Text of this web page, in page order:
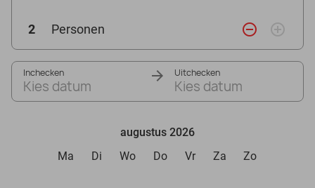
2 Personen remove_circle_outline add_circle_outline
Inchecken
Kies datum
Uitchecken
Kies datum
augustus 2026
Ma
Di Wo Do Vr Za Zo